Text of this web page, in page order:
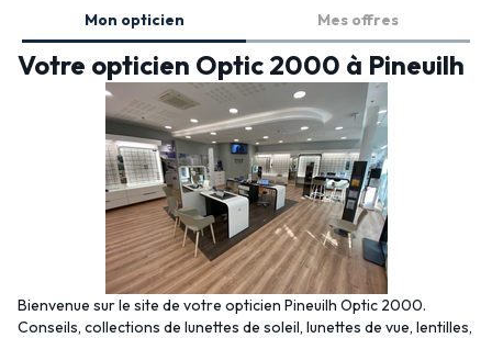
Mon opticien Mes offres
Votre opticien Optic 2000 à Pineuilh
Bienvenue sur le site de votre opticien Pineuilh Optic 2000.
Conseils, collections de lunettes de soleil, lunettes de vue, lentilles,